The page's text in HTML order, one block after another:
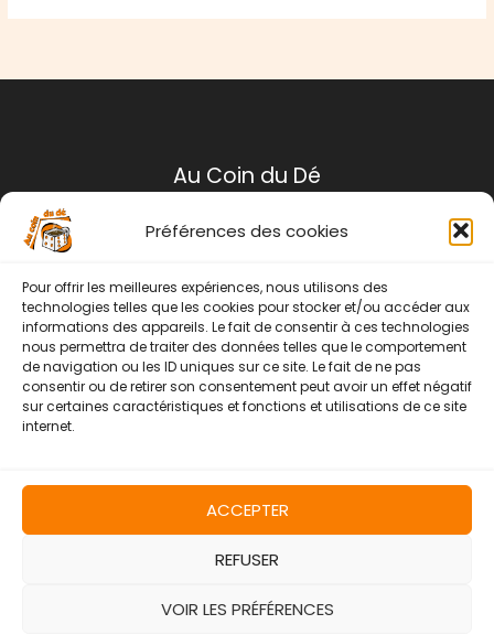
Préférences des cookies
Pour offrir les meilleures expériences, nous utilisons des
technologies telles que les cookies pour stocker et/ou accéder aux
informations des appareils. Le fait de consentir à ces technologies
nous permettra de traiter des données telles que le comportement
de navigation ou les ID uniques sur ce site. Le fait de ne pas
consentir ou de retirer son consentement peut avoir un effet négatif
sur certaines caractéristiques et fonctions et utilisations de ce site
internet.
ACCEPTER
REFUSER
VOIR LES PRÉFÉRENCES
Au Coin du Dé
Conditions générales de ventes
Politique de retour
Contact
Instagram Facebook